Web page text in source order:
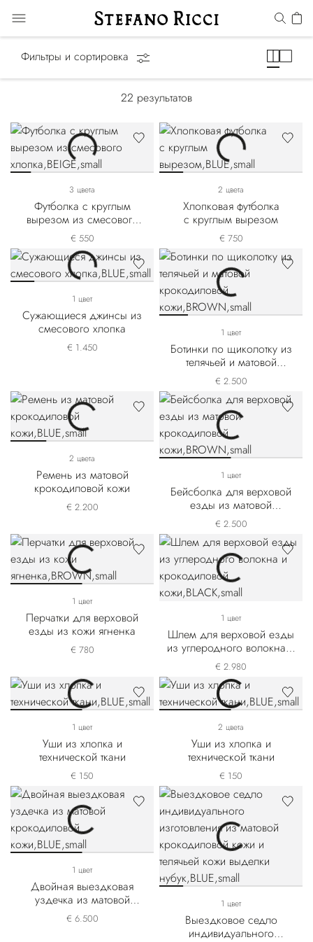
Фильтры и сортировка
22 результатов
3 цвета
Футболка с круглым
вырезом из смесового
хлопка
€ 550
2 цвета
Хлопковая футболка
с круглым вырезом
€ 750
1 цвет
Сужающиеся джинсы из
смесового хлопка
€ 1.450
1 цвет
Ботинки по щиколотку из
телячьей и матовой
крокодиловой кожи
€ 2.500
2 цвета
Ремень из матовой
крокодиловой кожи
€ 2.200
1 цвет
Бейсболка для верховой
езды из матовой
крокодиловой кожи
€ 2.500
1 цвет
Перчатки для верховой
езды из кожи ягненка
€ 780
1 цвет
Шлем для верховой езды
из углеродного волокна и
крокодиловой кожи
€ 2.980
1 цвет
Уши из хлопка и
технической ткани
€ 150
2 цвета
Уши из хлопка и
технической ткани
€ 150
1 цвет
Двойная выездковая
уздечка из матовой
крокодиловой кожи
€ 6.500
1 цвет
Выездковое седло
индивидуального